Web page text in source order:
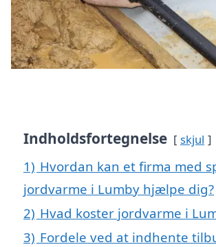
Indholdsfortegnelse skjul
1) Hvordan kan et firma med
jordvarme i Lumby hjælpe dig?
2) Hvad koster jordvarme i
3) Fordele ved at indhente